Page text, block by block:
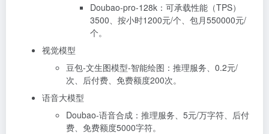
Doubao-pro-128k：可承载性能（TPS）
3500、按小时1200元/个、包月550000元/
个。
视觉模型
豆包-文生图模型-智能绘图：推理服务、0.2元/
次、后付费、免费额度200次。
语音大模型
Doubao-语音合成：推理服务、5元/万字符、后付
费、免费额度5000字符。